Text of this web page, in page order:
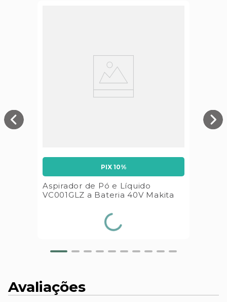
PIX 10%
Aspirador de Pó e Líquido
VC001GLZ a Bateria 40V Makita
Avaliações